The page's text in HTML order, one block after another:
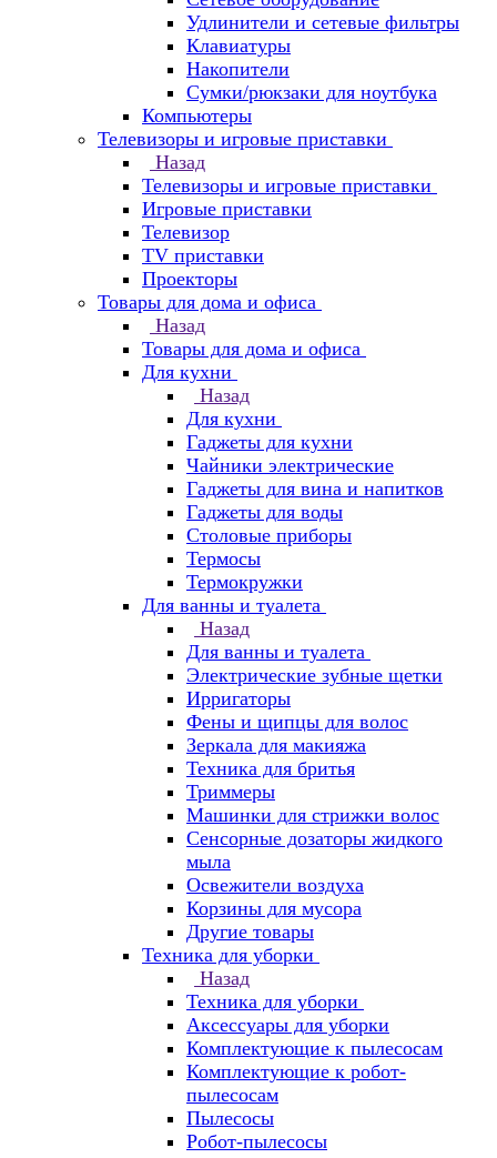
Удлинители и сетевые фильтры
Клавиатуры
Накопители
Сумки/рюкзаки для ноутбука
Компьютеры
Телевизоры и игровые приставки
Назад
Телевизоры и игровые приставки
Игровые приставки
Телевизор
TV приставки
Проекторы
Товары для дома и офиса
Назад
Товары для дома и офиса
Для кухни
Назад
Для кухни
Гаджеты для кухни
Чайники электрические
Гаджеты для вина и напитков
Гаджеты для воды
Столовые приборы
Термосы
Термокружки
Для ванны и туалета
Назад
Для ванны и туалета
Электрические зубные щетки
Ирригаторы
Фены и щипцы для волос
Зеркала для макияжа
Техника для бритья
Триммеры
Машинки для стрижки волос
Сенсорные дозаторы жидкого
мыла
Освежители воздуха
Корзины для мусора
Другие товары
Техника для уборки
Назад
Техника для уборки
Аксессуары для уборки
Комплектующие к пылесосам
Комплектующие к робот-
пылесосам
Пылесосы
Робот-пылесосы